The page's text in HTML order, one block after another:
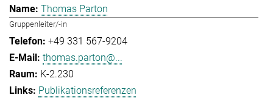
Thomas Parton
Gruppenleiter/-in
+49 331 567-9204
thomas.parton@...
K-2.230
Publikationsreferenzen